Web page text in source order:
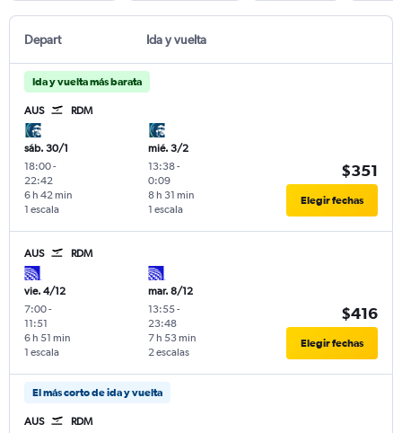
Depart Ida y vuelta
Ida y vuelta más barata
AUS RDM
sáb. 30/1
18:00-
22:42
1 escala
6 h 42 min
mié. 3/2
13:38-
0:09
1 escala
8 h 31 min
$351
Elegir fechas
AUS RDM
vie. 4/12
7:00-
11:51
1 escala
6 h 51 min
mar. 8/12
13:55-
23:48
2 escalas
7 h 53 min
$416
Elegir fechas
El más corto de ida y vuelta
AUS RDM